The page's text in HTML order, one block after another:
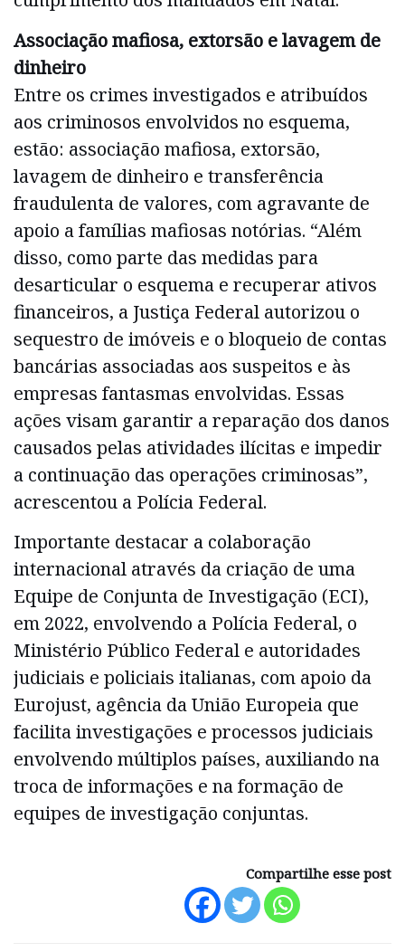
Associação mafiosa, extorsão e lavagem de
dinheiro
Entre os crimes investigados e atribuídos
aos criminosos envolvidos no esquema,
estão: associação mafiosa, extorsão,
lavagem de dinheiro e transferência
fraudulenta de valores, com agravante de
apoio a famílias mafiosas notórias. “Além
disso, como parte das medidas para
desarticular o esquema e recuperar ativos
financeiros, a Justiça Federal autorizou o
sequestro de imóveis e o bloqueio de contas
bancárias associadas aos suspeitos e às
empresas fantasmas envolvidas. Essas
ações visam garantir a reparação dos danos
causados pelas atividades ilícitas e impedir
a continuação das operações criminosas”,
acrescentou a Polícia Federal.
Importante destacar a colaboração
internacional através da criação de uma
Equipe de Conjunta de Investigação (ECI),
em 2022, envolvendo a Polícia Federal, o
Ministério Público Federal e autoridades
judiciais e policiais italianas, com apoio da
Eurojust, agência da União Europeia que
facilita investigações e processos judiciais
envolvendo múltiplos países, auxiliando na
troca de informações e na formação de
equipes de investigação conjuntas.
Compartilhe esse post